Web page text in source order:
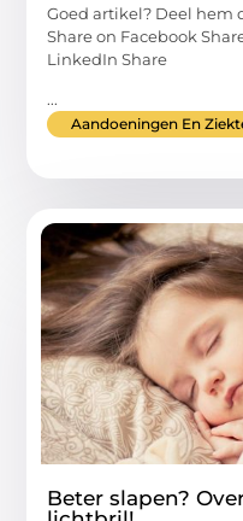
Goed artikel? Deel hem
Share on Facebook
LinkedIn Share
...
Aandoeningen En
Beter slapen?